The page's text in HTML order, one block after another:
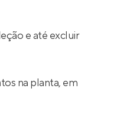
e até excluir
na planta, em